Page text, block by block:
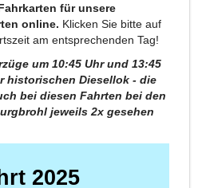
für unsere
online. Klicken Sie bitte auf
am entsprechenden Tag!
um 10:45 Uhr und 13:45
historischen Diesellok - die
bei diesen Fahrten bei den
jeweils 2x gesehen